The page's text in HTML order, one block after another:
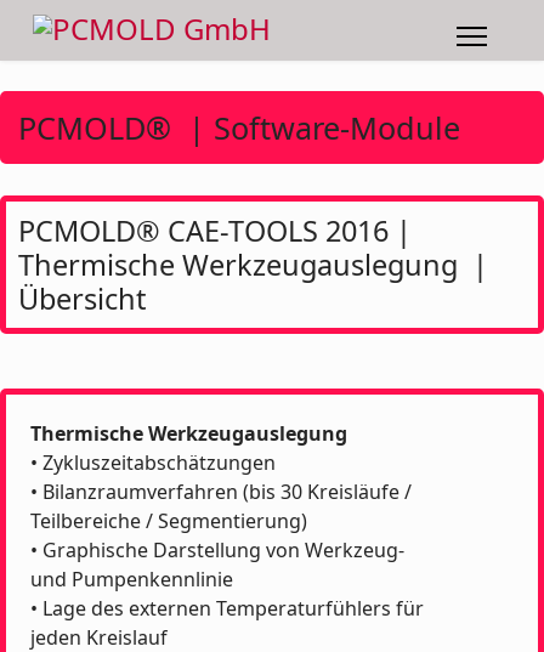
PCMOLD® | Software-Module
PCMOLD® CAE-TOOLS 2016 |
Thermische Werkzeugauslegung |
Übersicht
Thermische Werkzeugauslegung
• Zykluszeitabschätzungen
• Bilanzraumverfahren (bis 30 Kreisläufe /
Teilbereiche / Segmentierung)
• Graphische Darstellung von Werkzeug-
und Pumpenkennlinie
• Lage des externen Temperaturfühlers für
jeden Kreislauf